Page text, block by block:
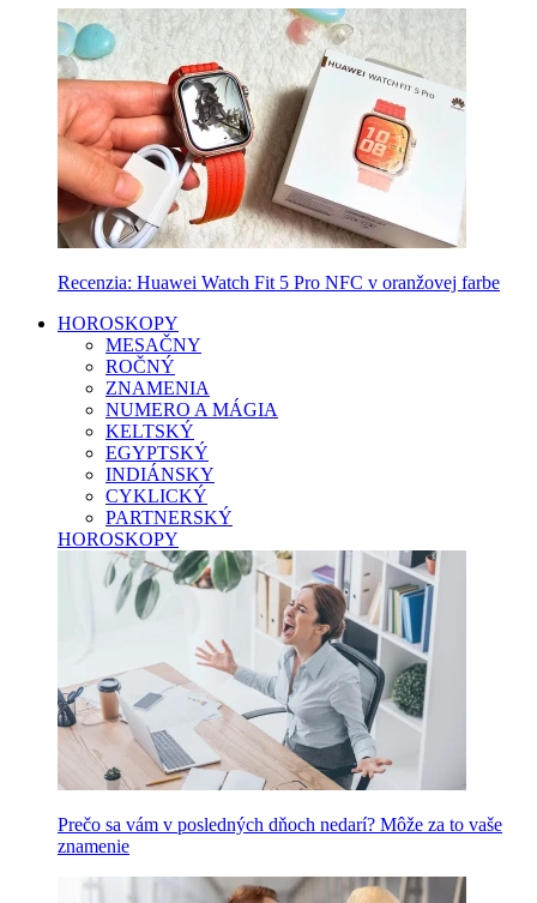
Recenzia: Huawei Watch Fit 5 Pro NFC v oranžovej farbe
HOROSKOPY
MESAČNY
ROČNÝ
ZNAMENIA
NUMERO A MÁGIA
KELTSKÝ
EGYPTSKÝ
INDIÁNSKY
CYKLICKÝ
PARTNERSKÝ
HOROSKOPY
Prečo sa vám v posledných dňoch nedarí? Môže za to vaše
znamenie